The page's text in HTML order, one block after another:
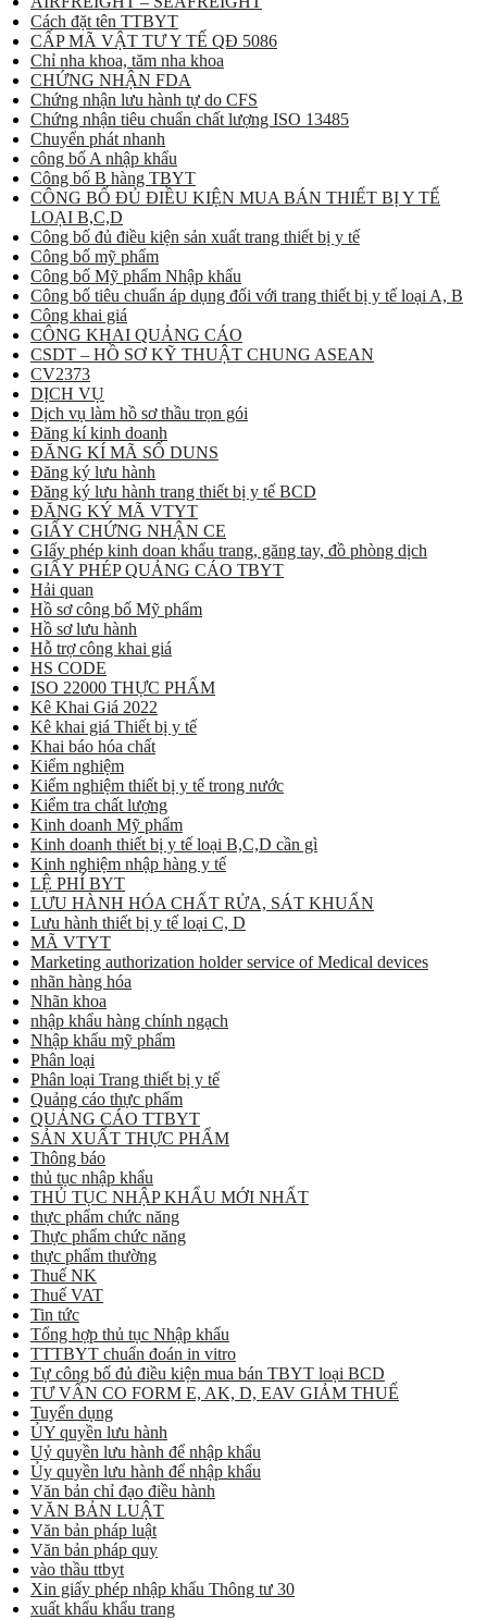
Cách đặt tên TTBYT
CẤP MÃ VẬT TƯ Y TẾ QĐ 5086
Chỉ nha khoa, tăm nha khoa
CHỨNG NHẬN FDA
Chứng nhận lưu hành tự do CFS
Chứng nhận tiêu chuẩn chất lượng ISO 13485
Chuyển phát nhanh
công bố A nhập khẩu
Công bố B hàng TBYT
CÔNG BỐ ĐỦ ĐIỀU KIỆN MUA BÁN THIẾT BỊ Y TẾ
LOẠI B,C,D
Công bố đủ điều kiện sản xuất trang thiết bị y tế
Công bố mỹ phẩm
Công bố Mỹ phẩm Nhập khẩu
Công bố tiêu chuẩn áp dụng đối với trang thiết bị y tế loại A, B
Công khai giá
CÔNG KHAI QUẢNG CÁO
CSDT – HỒ SƠ KỸ THUẬT CHUNG ASEAN
CV2373
DỊCH VỤ
Dịch vụ làm hồ sơ thầu trọn gói
Đăng kí kinh doanh
ĐĂNG KÍ MÃ SỐ DUNS
Đăng ký lưu hành
Đăng ký lưu hành trang thiết bị y tế BCD
ĐĂNG KÝ MÃ VTYT
GIẤY CHỨNG NHẬN CE
GIấy phép kinh doan khẩu trang, găng tay, đồ phòng dịch
GIẤY PHÉP QUẢNG CÁO TBYT
Hải quan
Hồ sơ công bố Mỹ phẩm
Hồ sơ lưu hành
Hỗ trợ công khai giá
HS CODE
ISO 22000 THỰC PHẨM
Kê Khai Giá 2022
Kê khai giá Thiết bị y tế
Khai báo hóa chất
Kiểm nghiệm
Kiểm nghiệm thiết bị y tế trong nước
Kiểm tra chất lượng
Kinh doanh Mỹ phẩm
Kinh doanh thiết bị y tế loại B,C,D cần gì
Kinh nghiệm nhập hàng y tế
LỆ PHÍ BYT
LƯU HÀNH HÓA CHẤT RỬA, SÁT KHUẨN
Lưu hành thiết bị y tế loại C, D
MÃ VTYT
Marketing authorization holder service of Medical devices
nhãn hàng hóa
Nhãn khoa
nhập khẩu hàng chính ngạch
Nhập khẩu mỹ phẩm
Phân loại
Phân loại Trang thiết bị y tế
Quảng cáo thực phẩm
QUẢNG CÁO TTBYT
SẢN XUẤT THỰC PHẨM
Thông báo
thủ tục nhập khẩu
THỦ TỤC NHẬP KHẨU MỚI NHẤT
thực phẩm chức năng
Thực phẩm chức năng
thực phẩm thường
Thuế NK
Thuế VAT
Tin tức
Tổng hợp thủ tục Nhập khẩu
TTTBYT chuẩn đoán in vitro
Tự công bố đủ điều kiện mua bán TBYT loại BCD
TƯ VẤN CO FORM E, AK, D, EAV GIẢM THUẾ
Tuyển dụng
ỦY quyền lưu hành
Uỷ quyền lưu hành để nhập khẩu
Ủy quyền lưu hành để nhập khẩu
Văn bản chỉ đạo điều hành
VĂN BẢN LUẬT
Văn bản pháp luật
Văn bản pháp quy
vào thầu ttbyt
Xin giấy phép nhập khẩu Thông tư 30
xuất khẩu khẩu trang